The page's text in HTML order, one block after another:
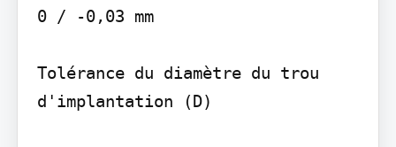
0 / -0,03 mm
Tolérance du diamètre du trou
d'implantation (D)